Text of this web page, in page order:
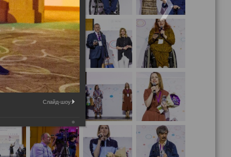
Слайд-шоу: